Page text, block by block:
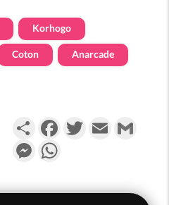
Korhogo
Coton Anarcade
PartagerFacebookTwitterEmail
Messenger